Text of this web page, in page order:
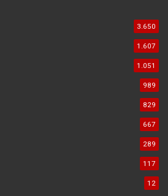
3.650
1.607
1.051
989
829
667
289
117
12